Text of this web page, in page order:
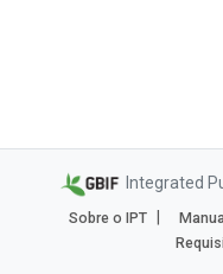
Integrated
Sobre o IPT